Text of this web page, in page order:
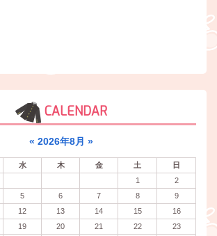
CALENDAR
« 2026年8月 »
水 木 金 土
日
1
2
5 6 7 8
9
12 13 14 15
16
19 20 21 22
23